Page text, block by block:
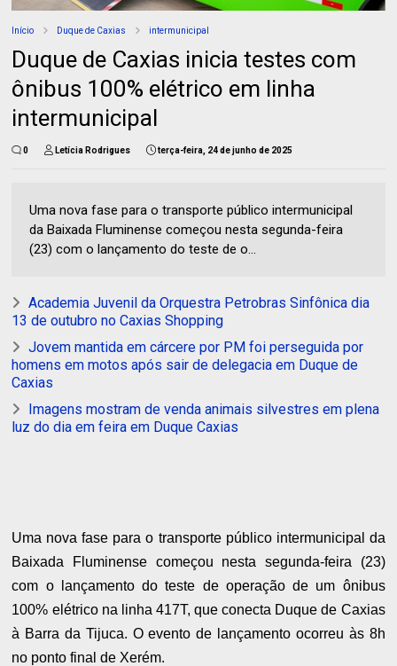
Início Duque de Caxias intermunicipal
Duque de Caxias inicia testes com
ônibus 100% elétrico em linha
intermunicipal
0 Letícia Rodrigues terça-feira, 24 de junho de 2025
Uma nova fase para o transporte público intermunicipal
da Baixada Fluminense começou nesta segunda-feira
(23) com o lançamento do teste de o...
Academia Juvenil da Orquestra Petrobras Sinfônica dia
13 de outubro no Caxias Shopping
Jovem mantida em cárcere por PM foi perseguida por
homens em motos após sair de delegacia em Duque de
Caxias
Imagens mostram de venda animais silvestres em plena
luz do dia em feira em Duque Caxias
Uma nova fase para o transporte público intermunicipal da
Baixada Fluminense começou nesta segunda-feira (23)
com o lançamento do teste de operação de um ônibus
100% elétrico na linha 417T, que conecta Duque de Caxias
à Barra da Tijuca. O evento de lançamento ocorreu às 8h
no ponto final de Xerém.